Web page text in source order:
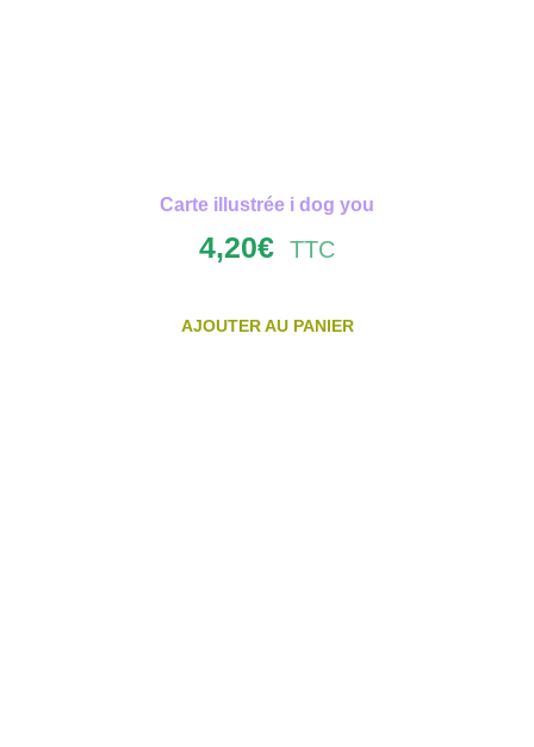
Carte illustrée i dog you
4,20€ TTC
AJOUTER AU PANIER